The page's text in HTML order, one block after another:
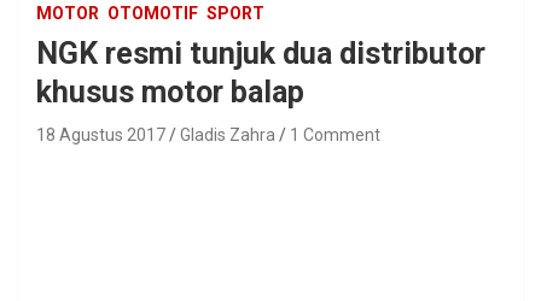
MOTOR OTOMOTIF SPORT
NGK resmi tunjuk dua distributor
khusus motor balap
18 Agustus 2017 Gladis Zahra 1 Comment